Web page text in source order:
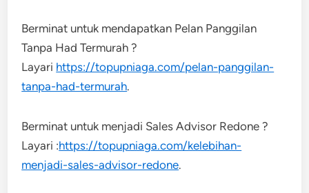
Berminat untuk mendapatkan Pelan Panggilan
Tanpa Had Termurah ?
Layari https://topupniaga.com/pelan-panggilan-
tanpa-had-termurah.
Berminat untuk menjadi Sales Advisor Redone ?
Layari :https://topupniaga.com/kelebihan-
menjadi-sales-advisor-redone.